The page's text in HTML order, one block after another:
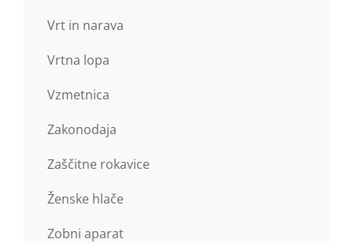
Vrt in narava
Vrtna lopa
Vzmetnica
Zakonodaja
Zaščitne rokavice
Ženske hlače
Zobni aparat